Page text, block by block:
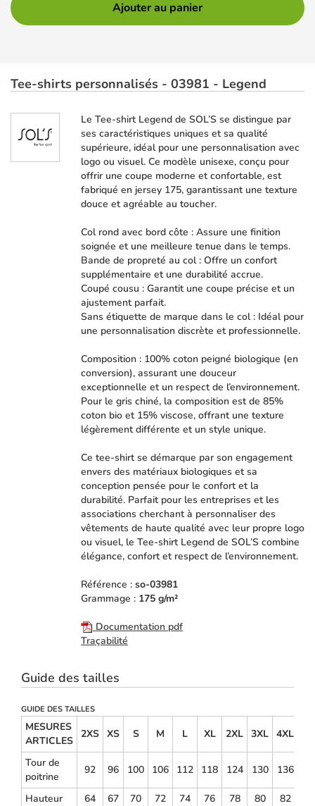
Ajouter au panier
Tee-shirts personnalisés - 03981 - Legend
Le Tee-shirt Legend de SOL’S se distingue par
ses caractéristiques uniques et sa qualité
supérieure, idéal pour une personnalisation avec
logo ou visuel. Ce modèle unisexe, conçu pour
offrir une coupe moderne et confortable, est
fabriqué en jersey 175, garantissant une texture
douce et agréable au toucher.
Col rond avec bord côte : Assure une finition
soignée et une meilleure tenue dans le temps.
Bande de propreté au col : Offre un confort
supplémentaire et une durabilité accrue.
Coupé cousu : Garantit une coupe précise et un
ajustement parfait.
Sans étiquette de marque dans le col : Idéal pour
une personnalisation discrète et professionnelle.
Composition : 100% coton peigné biologique (en
conversion), assurant une douceur
exceptionnelle et un respect de l’environnement.
Pour le gris chiné, la composition est de 85%
coton bio et 15% viscose, offrant une texture
légèrement différente et un style unique.
Ce tee-shirt se démarque par son engagement
envers des matériaux biologiques et sa
conception pensée pour le confort et la
durabilité. Parfait pour les entreprises et les
associations cherchant à personnaliser des
vêtements de haute qualité avec leur propre logo
ou visuel, le Tee-shirt Legend de SOL’S combine
élégance, confort et respect de l’environnement.
Référence : so-03981
Grammage : 175 g/m²
Documentation pdf
Traçabilité
Guide des tailles
GUIDE DES TAILLES
MESURES
ARTICLES
2XS XS S M L XL 2XL 3XL 4XL
Tour de
poitrine
92 96 100 106 112 118 124 130 136
Hauteur 64 67 70 72 74 76 78 80 82